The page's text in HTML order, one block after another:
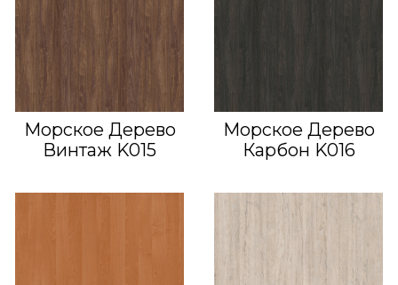
Морское Дерево
Винтаж K015
Морское Дерево
Карбон K016